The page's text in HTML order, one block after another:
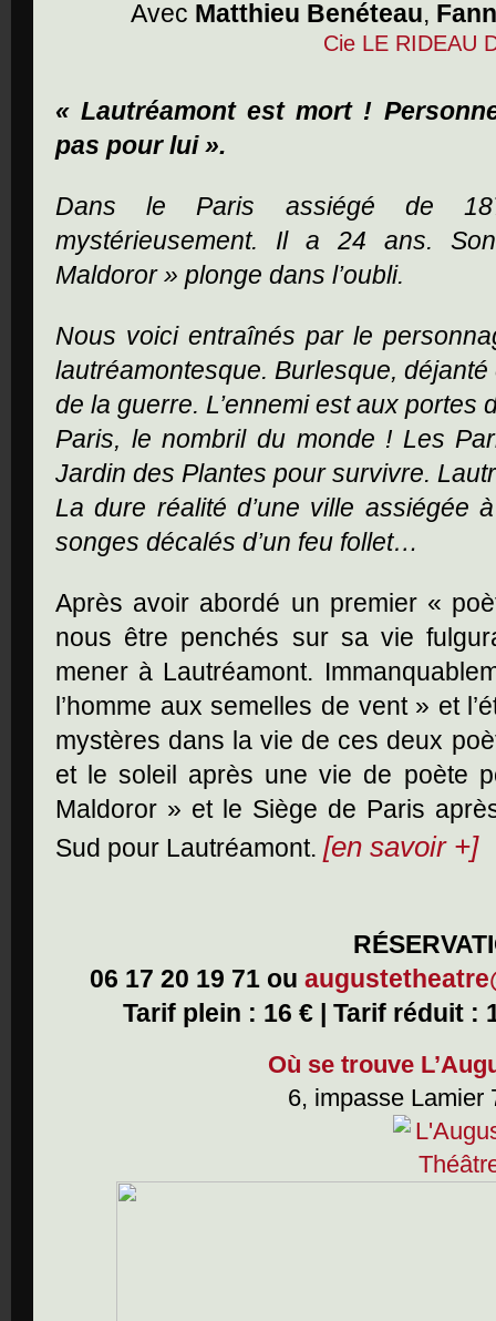
Avec Matthieu Benéteau,
Cie LE RIDEAU
« Lautréamont est mort !
pas pour lui ».
Dans le Paris assiégé de
mystérieusement. Il a 24 ans.
Maldoror » plonge dans l’oubli.
Nous voici entraînés par le
lautréamontesque. Burlesque,
de la guerre. L’ennemi est aux portes
Paris, le nombril du monde ! Les
Jardin des Plantes pour survivre.
La dure réalité d’une ville assiégée
songes décalés d’un feu follet…
Après avoir abordé un premier «
nous être penchés sur sa vie
mener à Lautréamont.
l’homme aux semelles de vent » et
mystères dans la vie de ces deux
et le soleil après une vie de poète
Maldoror » et le Siège de Paris
Sud pour Lautréamont. [en savoir +]
06 17 20 19 71 ou
Tarif plein : 16 € |Tarif réduit :
Où se trouve
6, impasse